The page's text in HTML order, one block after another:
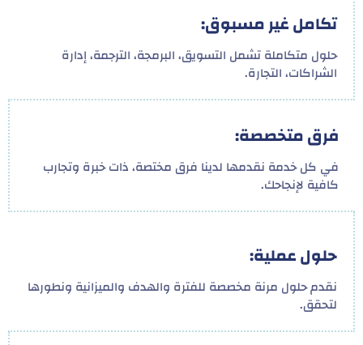
تكامل غير مسبوق:
حلول متكاملة تشمل التسويق، البرمجة، الترجمة، إدارة
الشراكات، التجارة.
فرق متخصصة:
في كل خدمة نقدمها لدينا فرق مختصة، ذات خبرة وتجارب
كافية لإنجاحك.
حلول عملية:
نقدم حلول مرنة مخصصة للفترة والهدف والميزانية ونطورها
لتحقق.